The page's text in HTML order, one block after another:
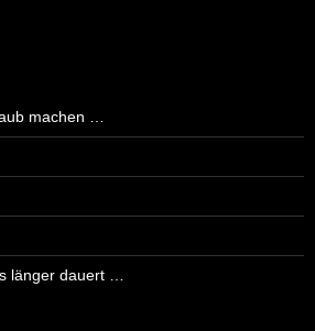
machen …
länger dauert …